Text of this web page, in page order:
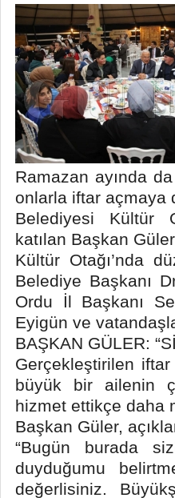
Ramazan ayında
onlarla iftar açmaya
Belediyesi Kültür
katılan Başkan
Kültür Otağı’nda
Belediye Başkanı
Ordu İl Başkanı
Eyigün ve
BAŞKAN GÜLER:
Gerçekleştirilen
büyük bir ailenin
hizmet ettikçe daha
Başkan Güler,
“Bugün burada
duyduğumu
değerlisiniz.